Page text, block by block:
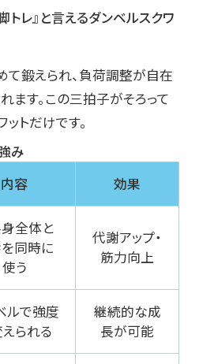
レ』と言えるダンベルスクワ
鍛えられ、負荷調整が自在
ます。この三拍子がそろって
トだけです。
み
内容 効果
全体と
同時に
使う
代謝アップ・
筋力向上
ルで強度
られる
継続的な成
長が可能